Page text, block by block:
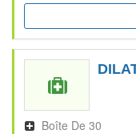
Boîte De 30